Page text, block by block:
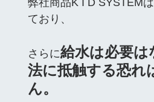
弊社商品K I D SYSTEM
ており、
さらに給水は必要は
法に抵触する恐れ
ん。